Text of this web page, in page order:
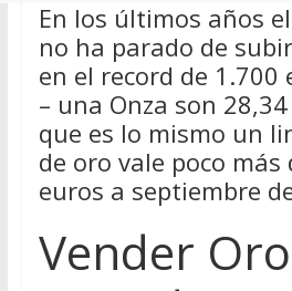
En los últimos años
no ha parado de
en el record de 1.700
– una Onza son
que es lo mismo un
de oro vale poco más
euros a septiembre
Vender